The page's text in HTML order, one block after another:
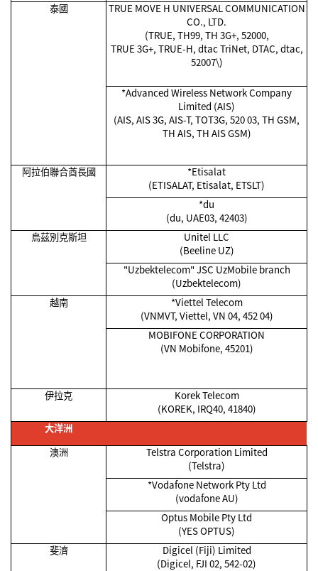
泰國
TRUE MOVE H UNIVERSAL COMMUNICATION
CO., LTD.
(TRUE, TH99, TH 3G+, 52000,
TRUE 3G+, TRUE-H, dtac TriNet, DTAC, dtac,
52007\)
*Advanced Wireless Network Company
Limited (AIS)
(AIS, AIS 3G, AIS-T, TOT3G, 520 03, TH GSM,
TH AIS, TH AIS GSM)
阿拉伯聯合酋長國
*Etisalat
(ETISALAT, Etisalat, ETSLT)
*du
(du, UAE03, 42403)
烏茲別克斯坦
Unitel LLC
(Beeline UZ)
"Uzbektelecom" JSC UzMobile branch
(Uzbektelecom)
越南
*Viettel Telecom
(VNMVT, Viettel, VN 04, 452 04)
MOBIFONE CORPORATION
(VN Mobifone, 45201)
伊拉克
Korek Telecom
(KOREK, IRQ40, 41840)
大洋洲
澳洲
Telstra Corporation Limited
(Telstra)
*Vodafone Network Pty Ltd
(vodafone AU)
Optus Mobile Pty Ltd
(YES OPTUS)
斐濟
Digicel (Fiji) Limited
(Digicel, FJI 02, 542-02)